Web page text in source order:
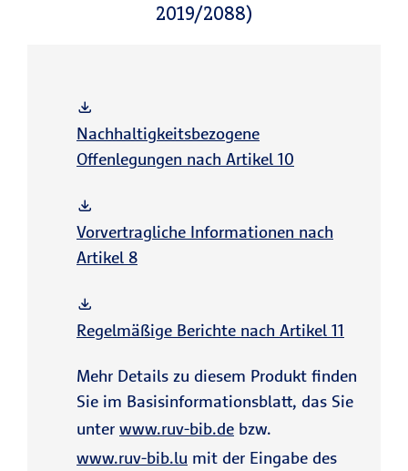
2019/2088)
Nachhaltigkeitsbezogene
Offenlegungen nach Artikel 10
Vorvertragliche Informationen nach
Artikel 8
Regelmäßige Berichte nach Artikel 11
Mehr Details zu diesem Produkt finden
Sie im Basisinformationsblatt, das Sie
unter www.ruv-bib.de bzw.
www.ruv-bib.lu mit der Eingabe des